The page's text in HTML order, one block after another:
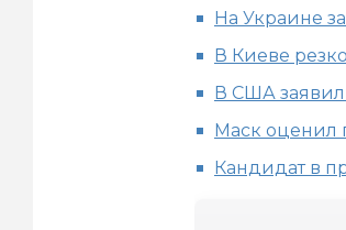
На Украине
В Киеве
В США
Маск оценил
Кандидат в